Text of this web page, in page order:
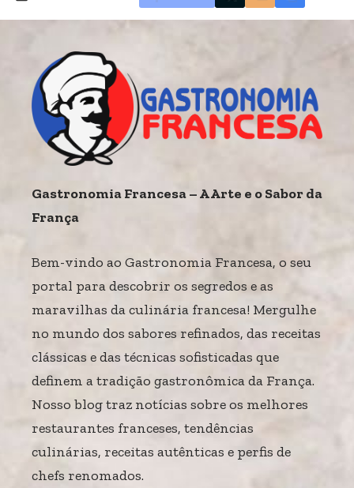
Gastronomia Francesa – A Arte e o Sabor da
França
Bem-vindo ao Gastronomia Francesa, o seu
portal para descobrir os segredos e as
maravilhas da culinária francesa! Mergulhe
no mundo dos sabores refinados, das receitas
clássicas e das técnicas sofisticadas que
definem a tradição gastronômica da França.
Nosso blog traz notícias sobre os melhores
restaurantes franceses, tendências
culinárias, receitas autênticas e perfis de
chefs renomados.